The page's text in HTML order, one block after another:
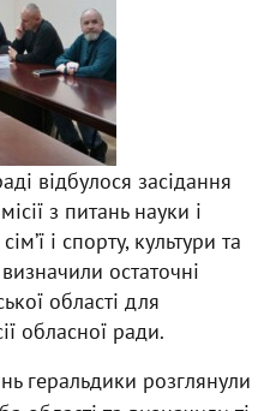
відбулося засідання
з питань науки і
і спорту, культури та
остаточні
області для
обласної ради.
геральдики розглянули